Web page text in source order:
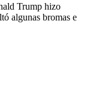
Trump hizo
algunas bromas e